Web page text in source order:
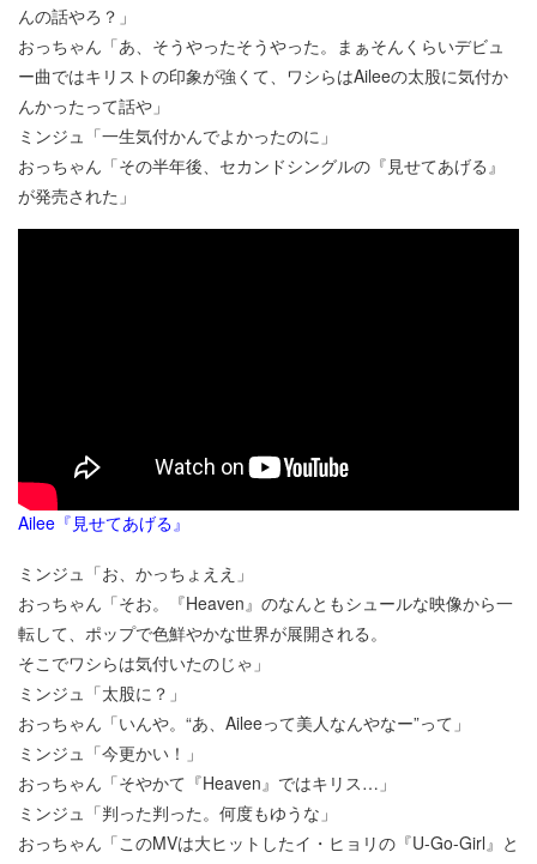
んの話やろ？」
おっちゃん「あ、そうやったそうやった。まぁそんくらいデビュ
ー曲ではキリストの印象が強くて、ワシらはAileeの太股に気付か
んかったって話や」
ミンジュ「一生気付かんでよかったのに」
おっちゃん「その半年後、セカンドシングルの『見せてあげる』
が発売された」
Ailee『見せてあげる』
ミンジュ「お、かっちょええ」
おっちゃん「そお。『Heaven』のなんともシュールな映像から一
転して、ポップで色鮮やかな世界が展開される。
そこでワシらは気付いたのじゃ」
ミンジュ「太股に？」
おっちゃん「いんや。“あ、Aileeって美人なんやなー”って」
ミンジュ「今更かい！」
おっちゃん「そやかて『Heaven』ではキリス…」
ミンジュ「判った判った。何度もゆうな」
おっちゃん「このMVは大ヒットしたイ・ヒョリの『U-Go-Girl』と